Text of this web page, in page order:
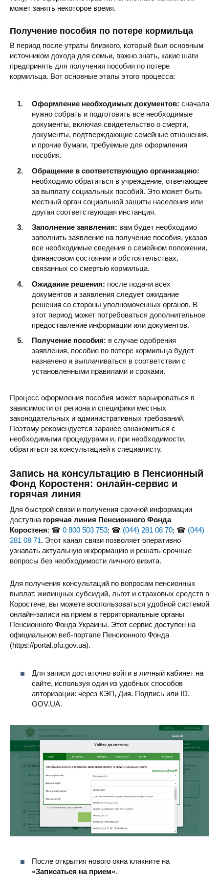
может занять некоторое время.
Получение пособия по потере кормильца
В период после утраты близкого, который был основным
источником дохода для семьи, важно знать, какие шаги
предпринять для получения пособия по потере
кормильца. Вот основные этапы этого процесса:
Оформление необходимых документов: сначала
нужно собрать и подготовить все необходимые
документы, включая свидетельство о смерти,
документы, подтверждающие семейные отношения,
и прочие бумаги, требуемые для оформления
пособия.
Обращение в соответствующую организацию:
необходимо обратиться в учреждение, отвечающее
за выплату социальных пособий. Это может быть
местный орган социальной защиты населения или
другая соответствующая инстанция.
Заполнение заявления: вам будет необходимо
заполнить заявление на получение пособия, указав
все необходимые сведения о семейном положении,
финансовом состоянии и обстоятельствах,
связанных со смертью кормильца.
Ожидание решения: после подачи всех
документов и заявления следует ожидание
решения со стороны уполномоченных органов. В
этот период может потребоваться дополнительное
предоставление информации или документов.
Получение пособия: в случае одобрения
заявления, пособие по потере кормильца будет
назначено и выплачиваться в соответствии с
установленными правилами и сроками.
Процесс оформления пособия может варьироваться в
зависимости от региона и специфики местных
законодательных и административных требований.
Поэтому рекомендуется заранее ознакомиться с
необходимыми процедурами и, при необходимости,
обратиться за консультацией к специалисту.
Запись на консультацию в Пенсионный
Фонд Коростеня: онлайн-сервис и
горячая линия
Для быстрой связи и получения срочной информации
доступна горячая линия Пенсионного Фонда
Коростеня: ☎ 0 800 503 753; ☎ (044) 281 08 70; ☎ (044)
281 08 71. Этот канал связи позволяет оперативно
узнавать актуальную информацию и решать срочные
вопросы без необходимости личного визита.
Для получения консультаций по вопросам пенсионных
выплат, жилищных субсидий, льгот и страховых средств в
Коростене, вы можете воспользоваться удобной системой
онлайн-записи на прием в территориальные органы
Пенсионного Фонда Украины. Этот сервис доступен на
официальном веб-портале Пенсионного Фонда
(https://portal.pfu.gov.ua).
Для записи достаточно войти в личный кабинет на
сайте, используя один из удобных способов
авторизации: через КЭП, Дия. Подпись или ID.
GOV.UA.
После открытия нового окна кликните на
«Записаться на прием».